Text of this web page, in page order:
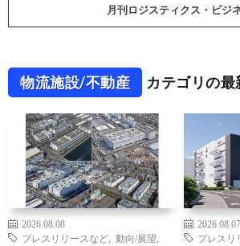
月刊ロジスティクス・ビジ
物流施設/不動産 カテゴリの最
2026.08.08
プレスリリースなど
動向/展望
2026.08.07
プレスリ